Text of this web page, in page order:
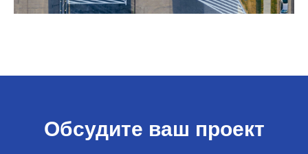
Обсудите ваш проект